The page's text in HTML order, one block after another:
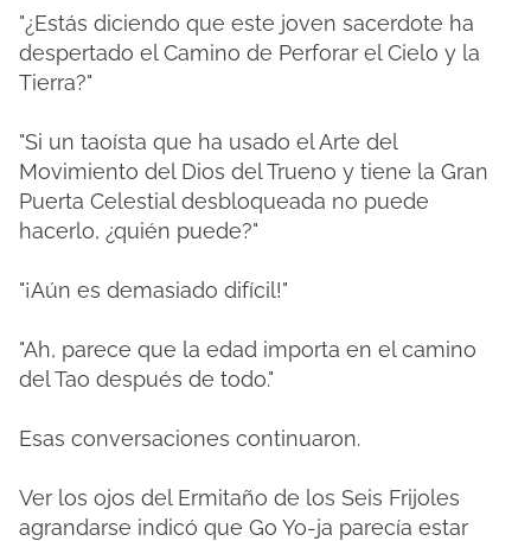
"¿Estás diciendo que este joven sacerdote ha
despertado el Camino de Perforar el Cielo y la
Tierra?"
"Si un taoísta que ha usado el Arte del
Movimiento del Dios del Trueno y tiene la Gran
Puerta Celestial desbloqueada no puede
hacerlo, ¿quién puede?"
"¡Aún es demasiado difícil!"
"Ah, parece que la edad importa en el camino
del Tao después de todo."
Esas conversaciones continuaron.
Ver los ojos del Ermitaño de los Seis Frijoles
agrandarse indicó que Go Yo-ja parecía estar